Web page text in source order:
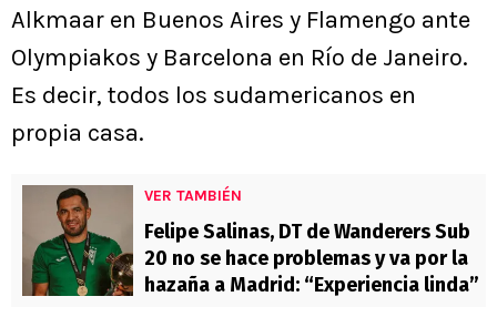
Alkmaar en Buenos Aires y Flamengo ante
Olympiakos y Barcelona en Río de Janeiro.
Es decir, todos los sudamericanos en
propia casa.
VER TAMBIÉN
Felipe Salinas, DT de Wanderers Sub
20 no se hace problemas y va por la
hazaña a Madrid: “Experiencia linda”